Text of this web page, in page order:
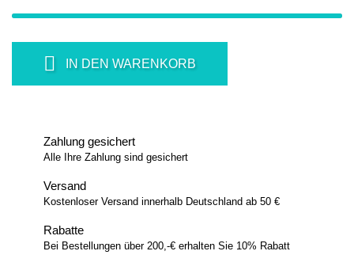
IN DEN WARENKORB
Zahlung gesichert
Alle Ihre Zahlung sind gesichert
Versand
Kostenloser Versand innerhalb Deutschland ab 50 €
Rabatte
Bei Bestellungen über 200,-€ erhalten Sie 10% Rabatt